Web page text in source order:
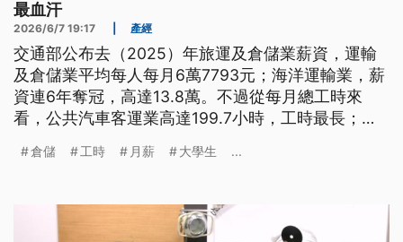
最血汗
2026/6/7 19:17 產經
交通部公布去（2025）年旅運及倉儲業薪資，運輸
及倉儲業平均每人每月6萬7793元；海洋運輸業，薪
資連6年奪冠，高達13.8萬。不過從每月總工時來
看，公共汽車客運業高達199.7小時，工時最長；排
倉儲 工時 月薪 大學生 ...